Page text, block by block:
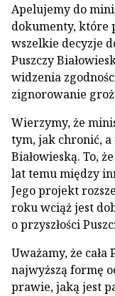
Apelujemy do
dokumenty, które
wszelkie decyzje
Puszczy
widzenia
zignorowanie
Wierzymy, że
tym, jak chronić, a
Białowieską. To,
lat temu między
Jego projekt
roku wciąż jest
o przyszłości
Uważamy, że cała
najwyższą formę
prawie, jaką jest